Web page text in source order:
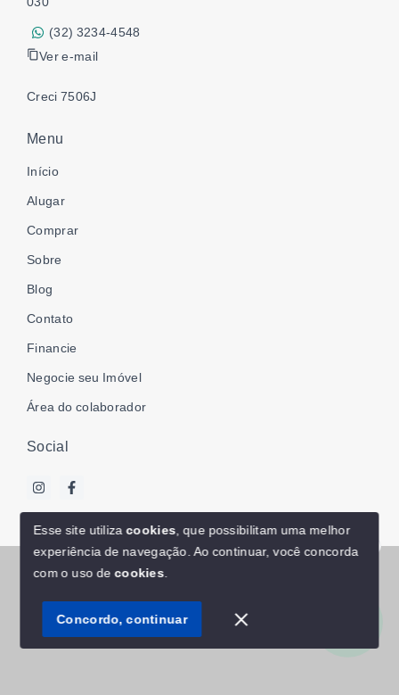
Olá! Estamos disponíveis para te ajudar.
(32) 3234-4548
Ver e-mail
Creci 7506J
Menu
Início
Alugar
Comprar
Sobre
Blog
Contato
Financie
Negocie seu Imóvel
Área do colaborador
Social
© Copyright 2026 - WR Associados | Imóveis - Todos os
SITE PARA IMOBILIARIA
Esse site utilizacookies , que possibilitam uma melhor
experiência de navegação. Ao continuar, você concorda
com o uso decookies
Concordo, continuar